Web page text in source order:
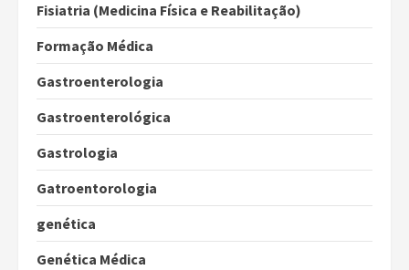
Fisiatria (Medicina Física e Reabilitação)
Formação Médica
Gastroenterologia
Gastroenterológica
Gastrologia
Gatroentorologia
genética
Genética Médica